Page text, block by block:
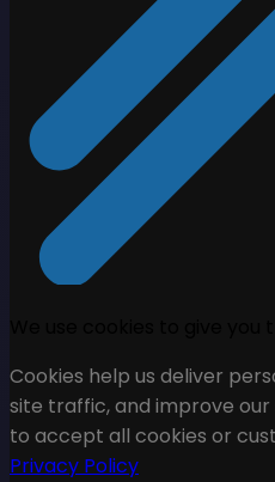
Cookies help us deliver
site traffic, and improve our
to accept all cookies or
Privacy Policy